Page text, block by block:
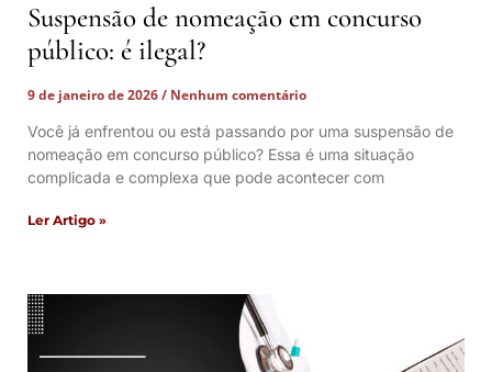
Suspensão de nomeação em concurso
público: é ilegal?
9 de janeiro de 2026
Nenhum comentário
Você já enfrentou ou está passando por uma suspensão de
nomeação em concurso público? Essa é uma situação
complicada e complexa que pode acontecer com
Ler Artigo »